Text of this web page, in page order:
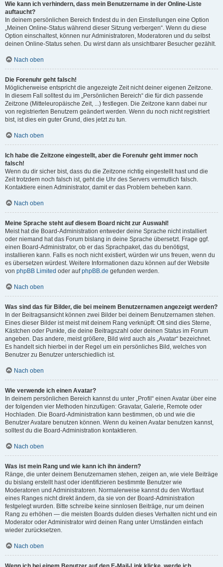
Wie kann ich verhindern, dass mein Benutzername in der Online-Liste
auftaucht?
In deinem persönlichen Bereich findest du in den Einstellungen eine Option
„Meinen Online-Status während dieser Sitzung verbergen“. Wenn du diese
Option einschaltest, können nur Administratoren, Moderatoren und du selbst
deinen Online-Status sehen. Du wirst dann als unsichtbarer Besucher gezählt.
Nach oben
Die Forenuhr geht falsch!
Möglicherweise entspricht die angezeigte Zeit nicht deiner eigenen Zeitzone.
In diesem Fall solltest du im „Persönlichen Bereich“ die für dich passende
Zeitzone (Mitteleuropäische Zeit, ...) festlegen. Die Zeitzone kann dabei nur
von registrierten Benutzern geändert werden. Wenn du noch nicht registriert
bist, ist dies ein guter Grund, dies jetzt zu tun.
Nach oben
Ich habe die Zeitzone eingestellt, aber die Forenuhr geht immer noch
falsch!
Wenn du dir sicher bist, dass du die Zeitzone richtig eingestellt hast und die
Zeit trotzdem noch falsch ist, geht die Uhr des Servers vermutlich falsch.
Kontaktiere einen Administrator, damit er das Problem beheben kann.
Nach oben
Meine Sprache steht auf diesem Board nicht zur Auswahl!
Meist hat die Board-Administration entweder deine Sprache nicht installiert
oder niemand hat das Forum bislang in deine Sprache übersetzt. Frage ggf.
einen Board-Administrator, ob er das Sprachpaket, das du benötigst,
installieren kann. Falls es noch nicht existiert, würden wir uns freuen, wenn du
es übersetzen würdest. Weitere Informationen dazu können auf der Website
von phpBB Limited oder aufphpBB.de gefunden werden.
Nach oben
Was sind das für Bilder, die bei meinem Benutzernamen angezeigt werden?
In der Beitragsansicht können zwei Bilder bei deinem Benutzernamen stehen.
Eines dieser Bilder ist meist mit deinem Rang verknüpft: Oft sind dies Sterne,
Kästchen oder Punkte, die deine Beitragszahl oder deinen Status im Forum
angeben. Das andere, meist größere, Bild wird auch als „Avatar“ bezeichnet.
Es handelt sich hierbei in der Regel um ein persönliches Bild, welches von
Benutzer zu Benutzer unterschiedlich ist.
Nach oben
Wie verwende ich einen Avatar?
In deinem persönlichen Bereich kannst du unter „Profil“ einen Avatar über eine
der folgenden vier Methoden hinzufügen: Gravatar, Galerie, Remote oder
Hochladen. Die Board-Administration kann bestimmen, ob und wie die
Benutzer Avatare benutzen können. Wenn du keinen Avatar benutzen kannst,
solltest du die Board-Administration kontaktieren.
Nach oben
Was ist mein Rang und wie kann ich ihn ändern?
Ränge, die unter deinem Benutzernamen stehen, zeigen an, wie viele Beiträge
du bislang erstellt hast oder identifizieren bestimmte Benutzer wie
Moderatoren und Administratoren. Normalerweise kannst du den Wortlaut
eines Ranges nicht direkt ändern, da sie von der Board-Administration
festgelegt wurden. Bitte schreibe keine sinnlosen Beiträge, nur um deinen
Rang zu erhöhen — die meisten Boards dulden dieses Verhalten nicht und ein
Moderator oder Administrator wird deinen Rang unter Umständen einfach
wieder zurücksetzen.
Nach oben